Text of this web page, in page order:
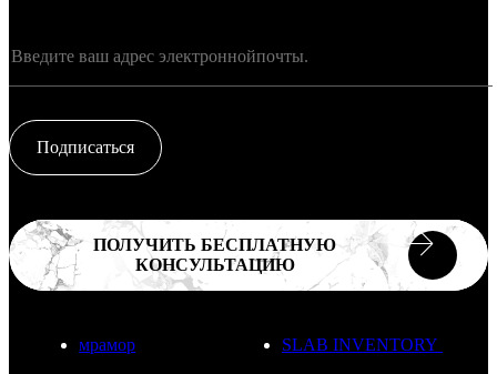
Подписаться
ПОЛУЧИТЬ БЕСПЛАТНУЮ
КОНСУЛЬТАЦИЮ
мрамор SLAB INVENTORY